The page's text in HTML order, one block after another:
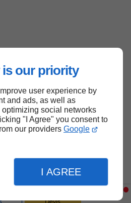
our priority
user experience by
and ads, as well as
social networks
"I Agree" you consent to
our providers Google
I AGREE
Devis
de page